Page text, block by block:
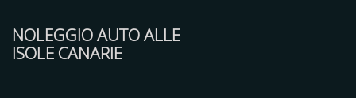
NOLEGGIO AUTO ALLE
ISOLE CANARIE